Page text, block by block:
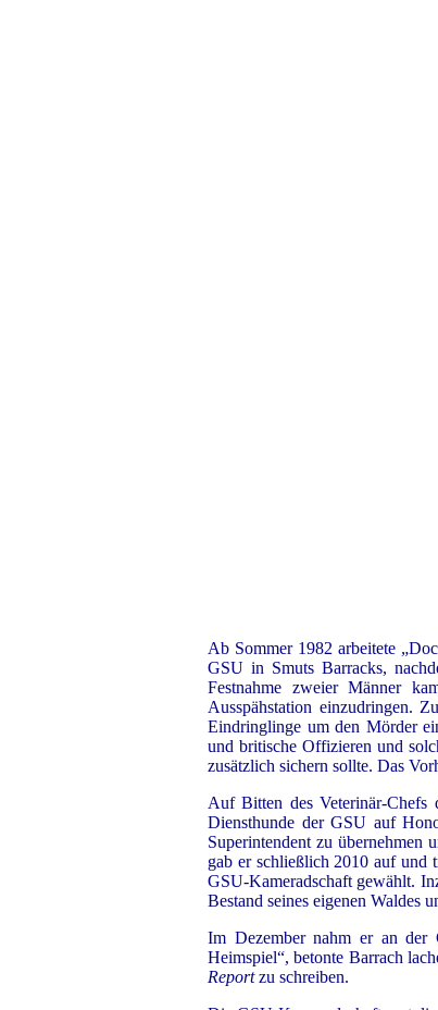
Ab Sommer 1982 arbeitete
GSU in Smuts Barracks,
Festnahme zweier Männer
Ausspähstation einzudringen.
Eindringlinge um den Mörder
und britische Offizieren und
zusätzlich sichern sollte. Das
Auf Bitten des Veterinär-
Diensthunde der GSU auf
Superintendent zu übernehmen
gab er schließlich 2010 auf und
GSU-Kameradschaft gewählt.
Bestand seines eigenen Waldes
Im Dezember nahm er an der
Heimspiel“, betonte Barrach
Reportzu schreiben.